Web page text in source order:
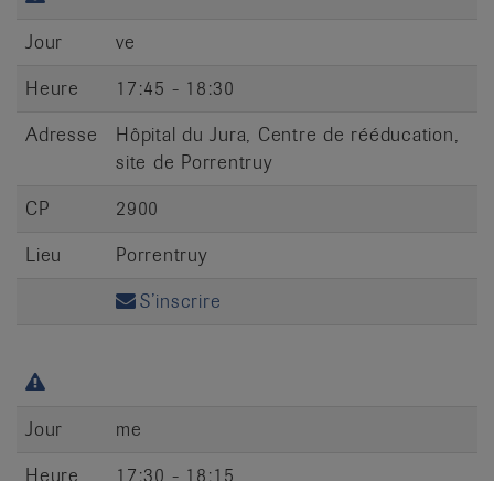
Jour
ve
Heure
17:45 - 18:30
Adresse
Hôpital du Jura, Centre de rééducation,
site de Porrentruy
CP
2900
Lieu
Porrentruy
S’inscrire
Jour
me
Heure
17:30 - 18:15